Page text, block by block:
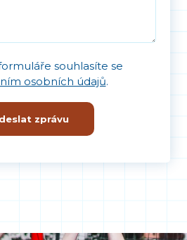
souhlasíte se
osobních údajů.
zprávu